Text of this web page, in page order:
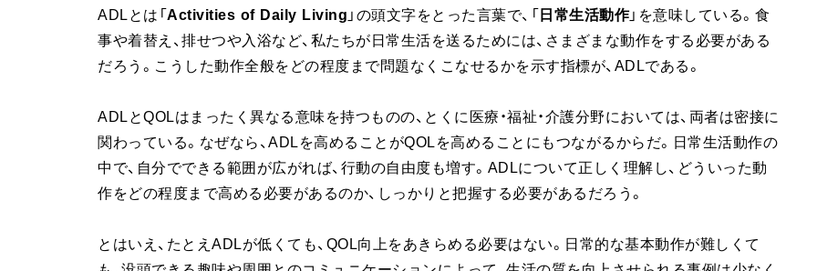
ADLとは「 Activities of Daily Living 」の頭文字をとった言葉で、「 日常生活動作」を意味している。食
事や着替え、排せつや入浴など、私たちが日常生活を送るためには、さまざまな動作をする必要がある
だろう。こうした動作全般をどの程度まで問題なくこなせるかを示す指標が、ADLである。
ADLとQOLはまったく異なる意味を持つものの、とくに医療・福祉・介護分野においては、両者は密接に
関わっている。なぜなら、ADLを高めることがQOLを高めることにもつながるからだ。日常生活動作の
中で、自分でできる範囲が広がれば、行動の自由度も増す。ADLについて正しく理解し、どういった動
作をどの程度まで高める必要があるのか、しっかりと把握する必要があるだろう。
とはいえ、たとえADLが低くても、QOL向上をあきらめる必要はない。日常的な基本動作が難しくて